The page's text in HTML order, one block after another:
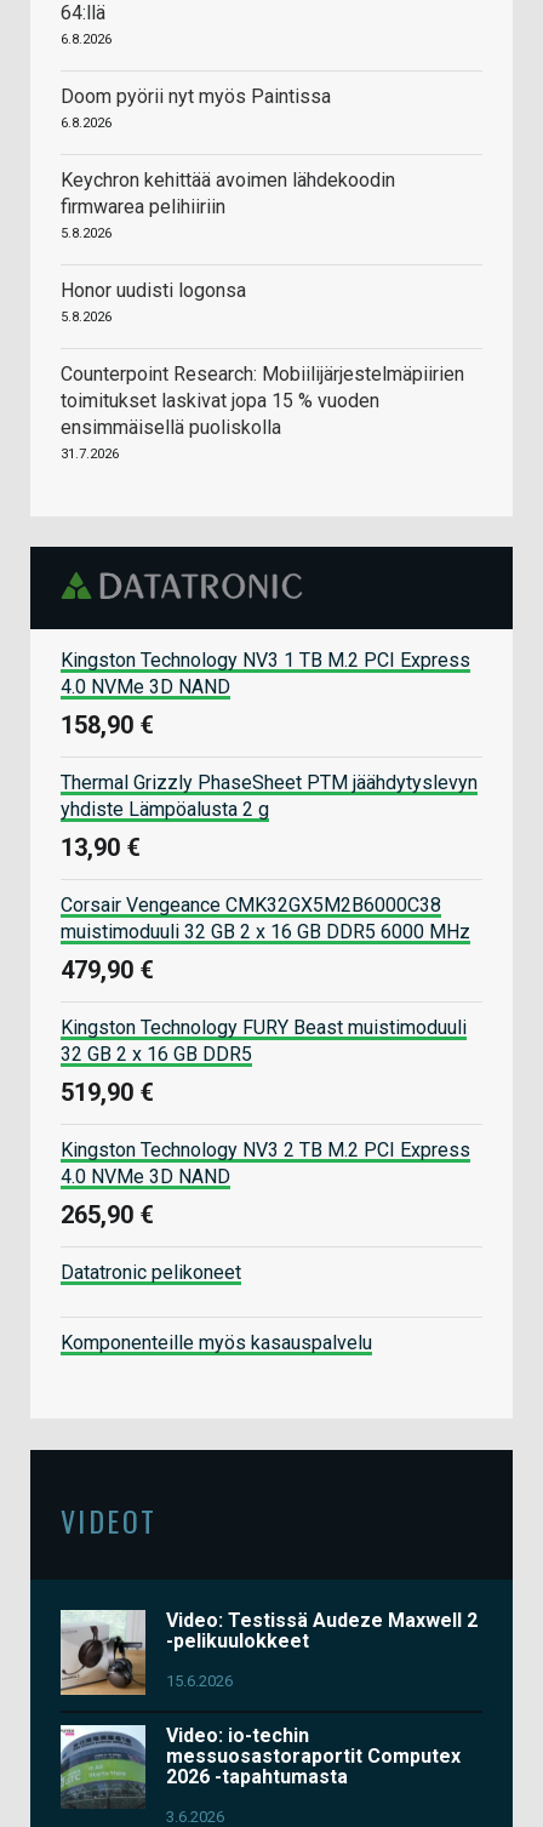
64:llä
6.8.2026
Doom pyörii nyt myös Paintissa
6.8.2026
Keychron kehittää avoimen lähdekoodin
firmwarea pelihiiriin
5.8.2026
Honor uudisti logonsa
5.8.2026
Counterpoint Research: Mobiilijärjestelmäpiirien
toimitukset laskivat jopa 15 % vuoden
ensimmäisellä puoliskolla
31.7.2026
Kingston Technology NV3 1 TB M.2 PCI Express
4.0 NVMe 3D NAND
158,90 €
Thermal Grizzly PhaseSheet PTM jäähdytyslevyn
yhdiste Lämpöalusta 2 g
13,90 €
Corsair Vengeance CMK32GX5M2B6000C38
muistimoduuli 32 GB 2 x 16 GB DDR5 6000 MHz
479,90 €
Kingston Technology FURY Beast muistimoduuli
32 GB 2 x 16 GB DDR5
519,90 €
Kingston Technology NV3 2 TB M.2 PCI Express
4.0 NVMe 3D NAND
265,90 €
Datatronic pelikoneet
Komponenteille myös kasauspalvelu
VIDEOT
Video: Testissä Audeze Maxwell 2
-pelikuulokkeet
15.6.2026
Video: io-techin
messuosastoraportit Computex
2026 -tapahtumasta
3.6.2026